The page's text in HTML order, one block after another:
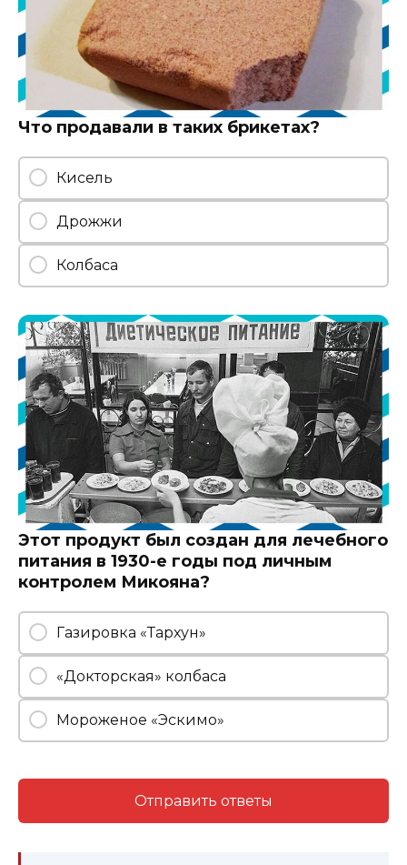
Что продавали в таких брикетах?
Кисель
Дрожжи
Колбаса
Этот продукт был создан для лечебного
питания в 1930-е годы под личным
контролем Микояна?
Газировка «Тархун»
«Докторская» колбаса
Мороженое «Эскимо»
Отправить ответы